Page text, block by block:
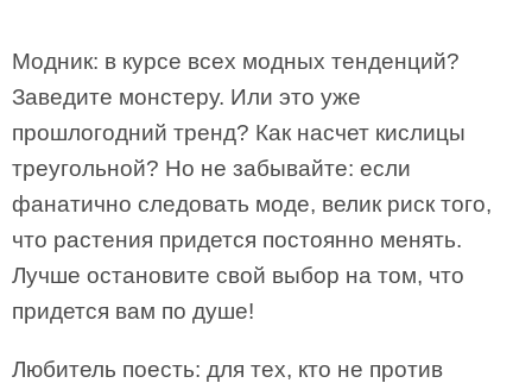
Модник: в курсе всех модных тенденций?
Заведите монстеру. Или это уже
прошлогодний тренд? Как насчет кислицы
треугольной? Но не забывайте: если
фанатично следовать моде, велик риск того,
что растения придется постоянно менять.
Лучше остановите свой выбор на том, что
придется вам по душе!
Любитель поесть: для тех, кто не против